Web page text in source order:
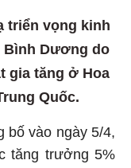
triển vọng kinh
Bình Dương do
gia tăng ở Hoa
Quốc.
bố vào ngày 5/4,
tăng trưởng 5%